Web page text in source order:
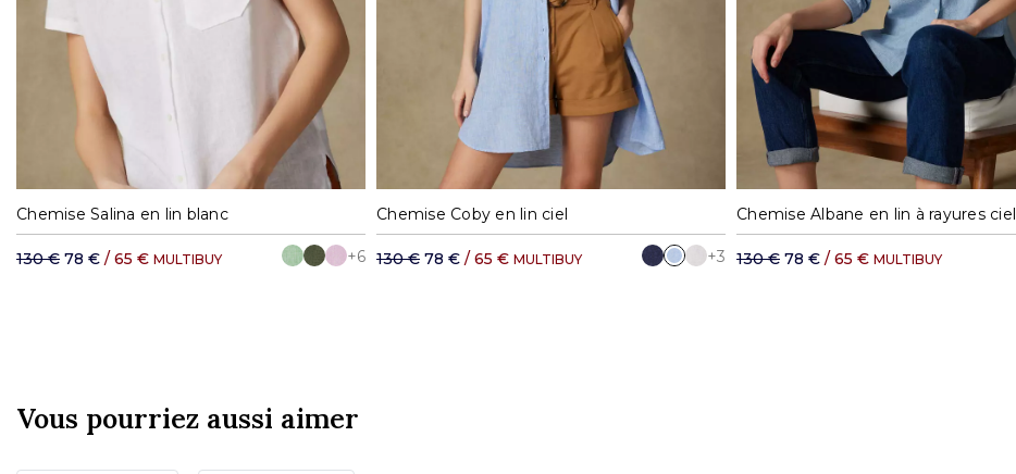
S M L
Chemise Salina en lin blanc
130 € 78 € / 65 € MULTIBUY +6
S M
Chemise Coby en lin ciel
130 € 78 € / 65 € MULTIBUY +3
S M L XL
Chemise Albane en lin à rayures ciel
130 € 78 € / 65 € MULTIBUY
Vous pourriez aussi aimer